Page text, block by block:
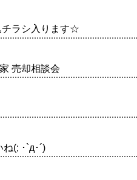
チラシ入ります☆
売却相談会
(; ･`д･´)